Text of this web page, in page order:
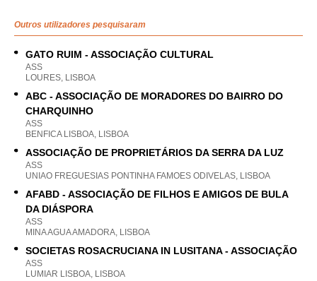
Outros utilizadores pesquisaram
GATO RUIM - ASSOCIAÇÃO CULTURAL
ASS
LOURES, LISBOA
ABC - ASSOCIAÇÃO DE MORADORES DO BAIRRO DO
CHARQUINHO
ASS
BENFICA LISBOA, LISBOA
ASSOCIAÇÃO DE PROPRIETÁRIOS DA SERRA DA LUZ
ASS
UNIAO FREGUESIAS PONTINHA FAMOES ODIVELAS, LISBOA
AFABD - ASSOCIAÇÃO DE FILHOS E AMIGOS DE BULA
DA DIÁSPORA
ASS
MINA AGUA AMADORA, LISBOA
SOCIETAS ROSACRUCIANA IN LUSITANA - ASSOCIAÇÃO
ASS
LUMIAR LISBOA, LISBOA